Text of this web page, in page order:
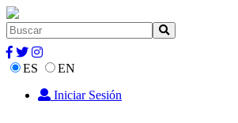
ES
EN
Iniciar Sesión